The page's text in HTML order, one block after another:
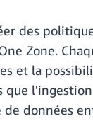
des
Zone.
et la
données